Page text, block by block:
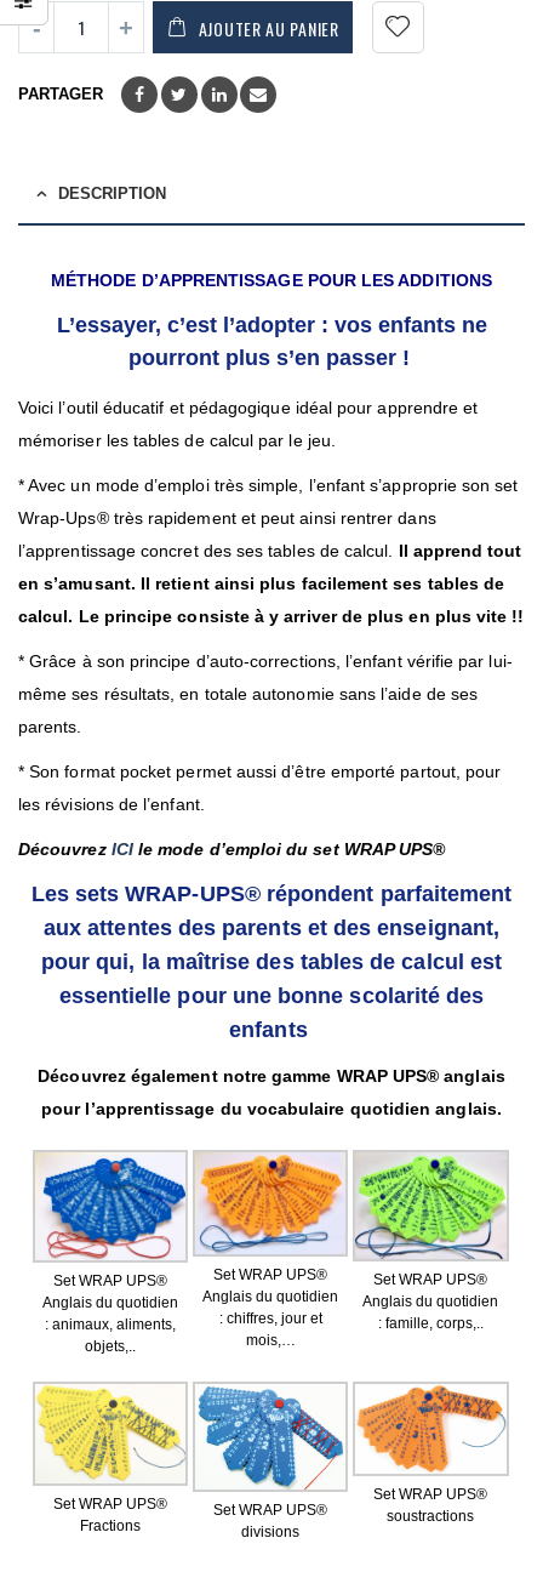
AJOUTER AU PANIER
PARTAGER
DESCRIPTION
MÉTHODE D’APPRENTISSAGE POUR LES ADDITIONS
L’essayer, c’est l’adopter : vos enfants ne
pourront plus s’en passer !
Voici l’outil éducatif et pédagogique idéal pour apprendre et
mémoriser les tables de calcul par le jeu.
* Avec un mode d’emploi très simple, l’enfant s’approprie son set
Wrap-Ups® très rapidement et peut ainsi rentrer dans
l’apprentissage concret des ses tables de calcul. Il apprend tout
en s’amusant. Il retient ainsi plus facilement ses tables de
calcul. Le principe consiste à y arriver de plus en plus vite !!
* Grâce à son principe d’auto-corrections, l’enfant vérifie par lui-
même ses résultats, en totale autonomie sans l’aide de ses
parents.
* Son format pocket permet aussi d’être emporté partout, pour
les révisions de l’enfant.
Découvrez ICIle mode d’emploi du set WRAP UPS®
Les sets WRAP-UPS® répondent parfaitement
aux attentes des parents et des enseignant,
pour qui, la maîtrise des tables de calcul est
essentielle pour une bonne scolarité des
enfants
Découvrez également notre gamme WRAP UPS® anglais
pour l’apprentissage du vocabulaire quotidien anglais.
Set WRAP UPS®
Anglais du quotidien
: animaux, aliments,
objets,..
Set WRAP UPS®
Anglais du quotidien
: chiffres, jour et
mois,…
Set WRAP UPS®
Anglais du quotidien
: famille, corps,..
Set WRAP UPS®
Fractions
Set WRAP UPS®
divisions
Set WRAP UPS®
soustractions